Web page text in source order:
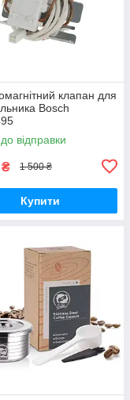
клапан для
Bosch
відправки
₴ 1 500 ₴
Купити